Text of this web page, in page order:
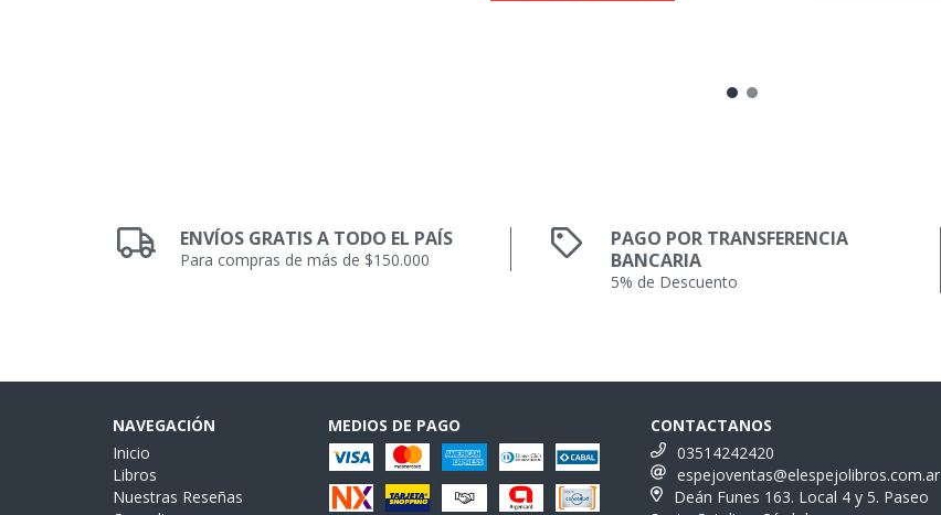
ENVÍOS GRATIS A TODO EL PAÍS
Para compras de más de $150.000
PAGO POR TRANSFERENCIA
BANCARIA
5% de Descuento
NAVEGACIÓN
Inicio
Libros
Nuestras Reseñas
MEDIOS DE PAGO
CONTACTANOS
03514242420
espejoventas@elespejolibros.com.ar
Deán Funes 163. Local 4 y 5. Paseo